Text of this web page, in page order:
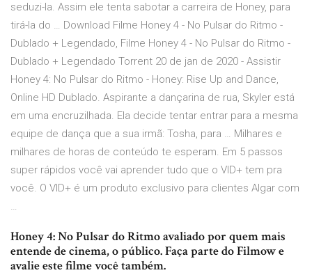
seduzi-la. Assim ele tenta sabotar a carreira de Honey, para
tirá-la do … Download Filme Honey 4 - No Pulsar do Ritmo -
Dublado + Legendado, Filme Honey 4 - No Pulsar do Ritmo -
Dublado + Legendado Torrent 20 de jan de 2020 - Assistir
Honey 4: No Pulsar do Ritmo - Honey: Rise Up and Dance,
Online HD Dublado. Aspirante a dançarina de rua, Skyler está
em uma encruzilhada. Ela decide tentar entrar para a mesma
equipe de dança que a sua irmã: Tosha, para … Milhares e
milhares de horas de conteúdo te esperam. Em 5 passos
super rápidos você vai aprender tudo que o VID+ tem pra
você. O VID+ é um produto exclusivo para clientes Algar com
…
Honey 4: No Pulsar do Ritmo avaliado por quem mais
entende de cinema, o público. Faça parte do Filmow e
avalie este filme você também.